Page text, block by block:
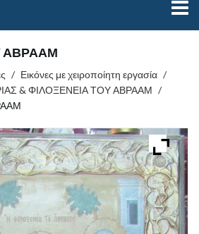
ΑΒΡΑΑΜ
/ Εικόνες με χειροποίητη εργασία /
& ΦΙΛΟΞΕΝΕΙΑ ΤΟΥ ΑΒΡΑΑΜ /